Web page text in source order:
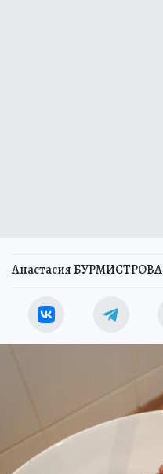
Анастасия БУРМИСТРОВА